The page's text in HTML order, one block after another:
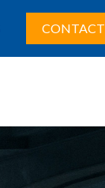
CONTACT